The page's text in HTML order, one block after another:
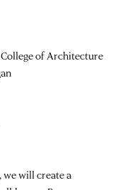
of Architecture
, we will create a